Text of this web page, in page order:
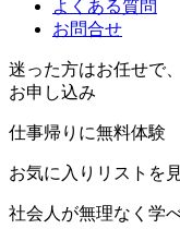
よくある質問
お問合せ
迷った方はお任せで
お申し込み
仕事帰りに無料体験
お気に入りリストを
社会人が無理なく学